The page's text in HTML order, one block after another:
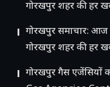
गोरखपुर शहर की हर
गोरखपुर समाचार: आज
गोरखपुर शहर की हर
गोरखपुर गैस एजेंसियों